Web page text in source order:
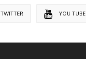
TWITTER YOU TUBE